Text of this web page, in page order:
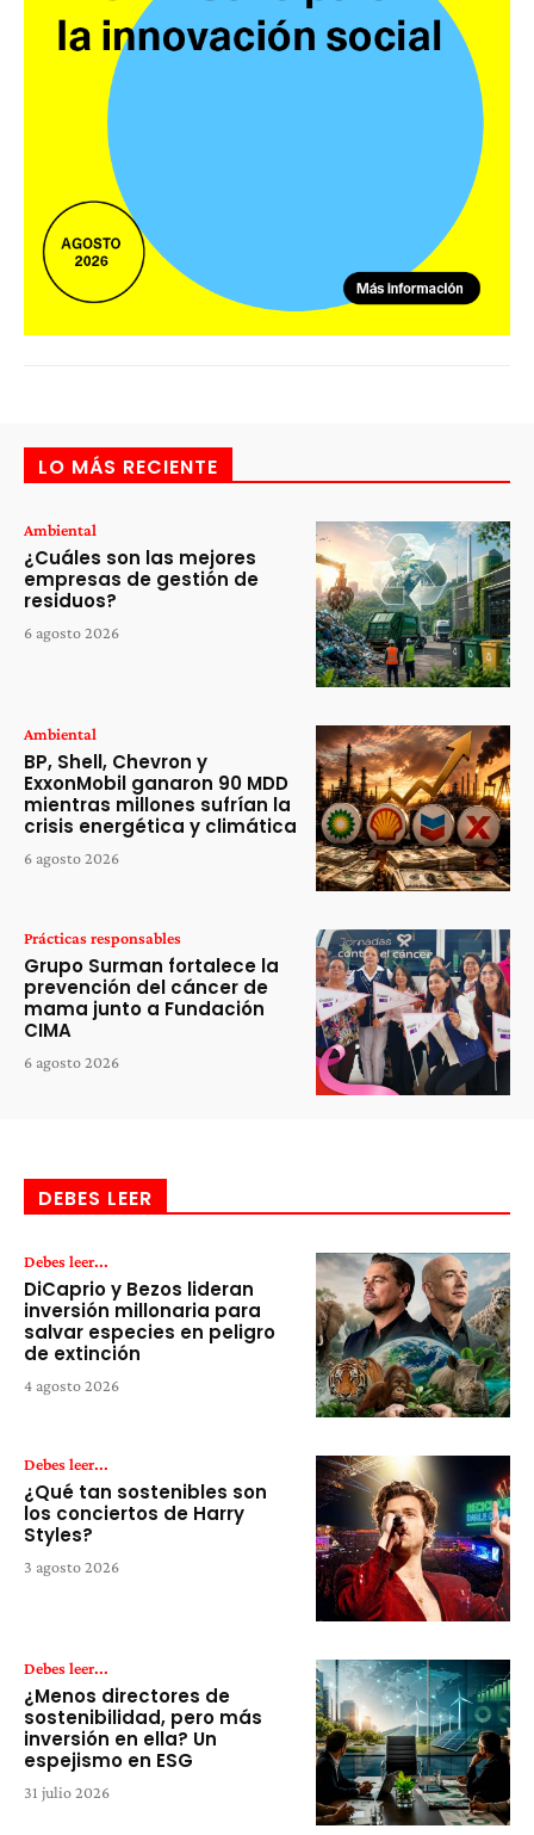
LO MÁS RECIENTE
Ambiental
¿Cuáles son las mejores
empresas de gestión de
residuos?
6 agosto 2026
Ambiental
BP, Shell, Chevron y
ExxonMobil ganaron 90 MDD
mientras millones sufrían la
crisis energética y climática
6 agosto 2026
Prácticas responsables
Grupo Surman fortalece la
prevención del cáncer de
mama junto a Fundación
CIMA
6 agosto 2026
DEBES LEER
Debes leer...
DiCaprio y Bezos lideran
inversión millonaria para
salvar especies en peligro
de extinción
4 agosto 2026
Debes leer...
¿Qué tan sostenibles son
los conciertos de Harry
Styles?
3 agosto 2026
Debes leer...
¿Menos directores de
sostenibilidad, pero más
inversión en ella? Un
espejismo en ESG
31 julio 2026